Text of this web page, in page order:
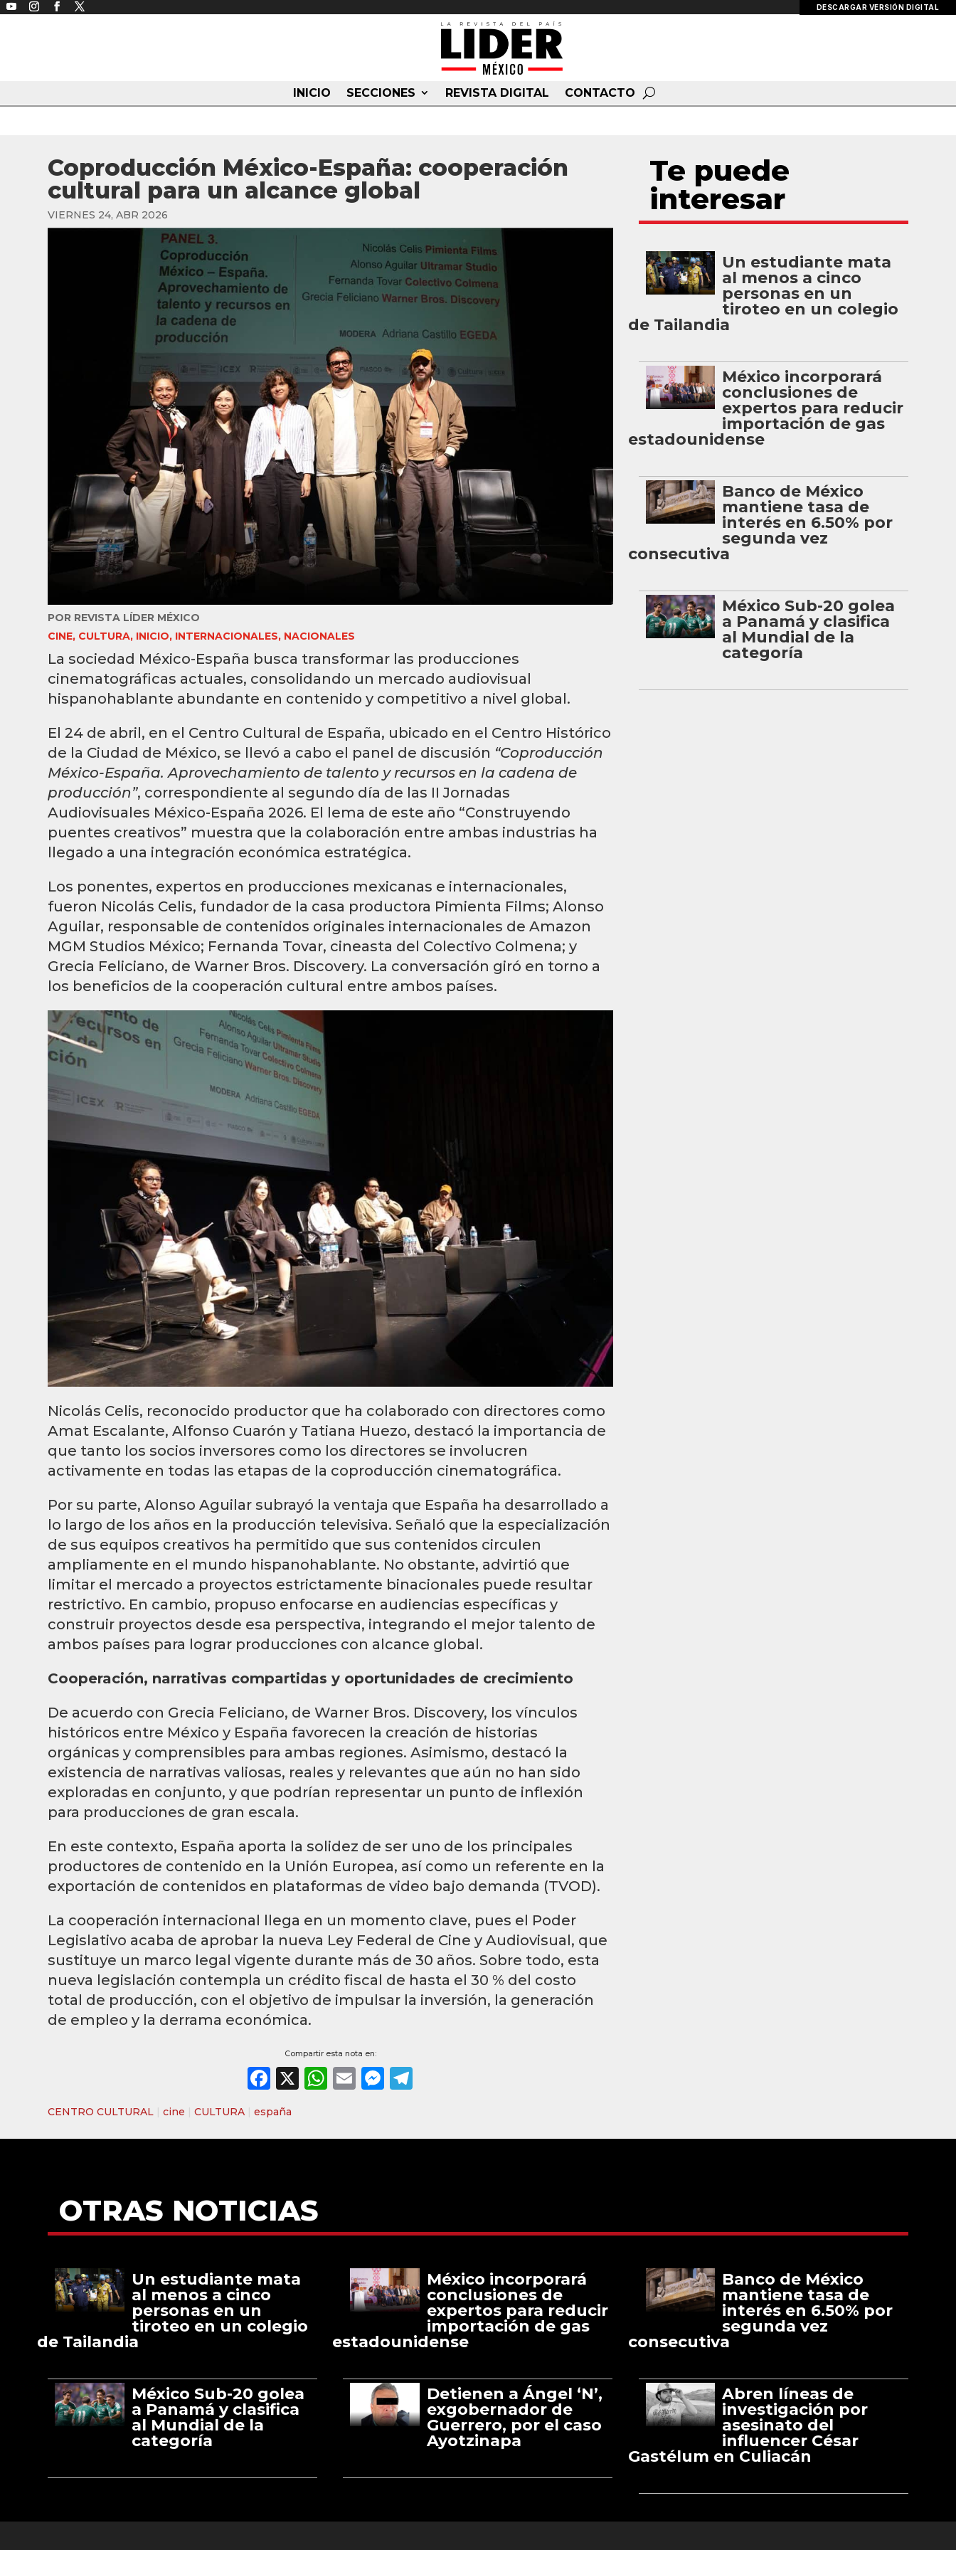
INICIO SECCIONES REVISTA DIGITAL CONTACTO
DESCARGAR VERSIÓN DIGITAL
Coproducción México-España: cooperación
cultural para un alcance global
VIERNES 24, ABR 2026
POR REVISTA LÍDER MÉXICO
CINE, CULTURA, INICIO, INTERNACIONALES, NACIONALES
La sociedad México-España busca transformar las producciones
cinematográficas actuales, consolidando un mercado audiovisual
hispanohablante abundante en contenido y competitivo a nivel global.
El 24 de abril, en el Centro Cultural de España, ubicado en el Centro Histórico
de la Ciudad de México, se llevó a cabo el panel de discusión “Coproducción
México-España. Aprovechamiento de talento y recursos en la cadena de
producción”, correspondiente al segundo día de las II Jornadas
Audiovisuales México-España 2026. El lema de este año “Construyendo
puentes creativos” muestra que la colaboración entre ambas industrias ha
llegado a una integración económica estratégica.
Los ponentes, expertos en producciones mexicanas e internacionales,
fueron Nicolás Celis, fundador de la casa productora Pimienta Films; Alonso
Aguilar, responsable de contenidos originales internacionales de Amazon
MGM Studios México; Fernanda Tovar, cineasta del Colectivo Colmena; y
Grecia Feliciano, de Warner Bros. Discovery. La conversación giró en torno a
los beneficios de la cooperación cultural entre ambos países.
Nicolás Celis, reconocido productor que ha colaborado con directores como
Amat Escalante, Alfonso Cuarón y Tatiana Huezo, destacó la importancia de
que tanto los socios inversores como los directores se involucren
activamente en todas las etapas de la coproducción cinematográfica.
Por su parte, Alonso Aguilar subrayó la ventaja que España ha desarrollado a
lo largo de los años en la producción televisiva. Señaló que la especialización
de sus equipos creativos ha permitido que sus contenidos circulen
ampliamente en el mundo hispanohablante. No obstante, advirtió que
limitar el mercado a proyectos estrictamente binacionales puede resultar
restrictivo. En cambio, propuso enfocarse en audiencias específicas y
construir proyectos desde esa perspectiva, integrando el mejor talento de
ambos países para lograr producciones con alcance global.
Cooperación, narrativas compartidas y oportunidades de crecimiento
De acuerdo con Grecia Feliciano, de Warner Bros. Discovery, los vínculos
históricos entre México y España favorecen la creación de historias
orgánicas y comprensibles para ambas regiones. Asimismo, destacó la
existencia de narrativas valiosas, reales y relevantes que aún no han sido
exploradas en conjunto, y que podrían representar un punto de inflexión
para producciones de gran escala.
En este contexto, España aporta la solidez de ser uno de los principales
productores de contenido en la Unión Europea, así como un referente en la
exportación de contenidos en plataformas de video bajo demanda (TVOD).
La cooperación internacional llega en un momento clave, pues el Poder
Legislativo acaba de aprobar la nueva Ley Federal de Cine y Audiovisual, que
sustituye un marco legal vigente durante más de 30 años. Sobre todo, esta
nueva legislación contempla un crédito fiscal de hasta el 30 % del costo
total de producción, con el objetivo de impulsar la inversión, la generación
de empleo y la derrama económica.
Compartir esta nota en:
Facebook
X WhatsApp
EmailMessenger
CENTRO CULTURAL |cine |CULTURA |españa
Te puede
interesar
Un estudiante mata
al menos a cinco
personas en un
tiroteo en un colegio
de Tailandia
México incorporará
conclusiones de
expertos para reducir
importación de gas
estadounidense
Banco de México
mantiene tasa de
interés en 6.50% por
segunda vez
consecutiva
México Sub-20 golea
a Panamá y clasifica
al Mundial de la
categoría
OTRAS NOTICIAS
Un estudiante mata
al menos a cinco
personas en un
tiroteo en un colegio
de Tailandia
México incorporará
conclusiones de
expertos para reducir
importación de gas
estadounidense
Banco de México
mantiene tasa de
interés en 6.50% por
segunda vez
consecutiva
México Sub-20 golea
a Panamá y clasifica
al Mundial de la
categoría
Detienen a Ángel ‘N’,
exgobernador de
Guerrero, por el caso
Ayotzinapa
Abren líneas de
investigación por
asesinato del
influencer César
Gastélum en Culiacán